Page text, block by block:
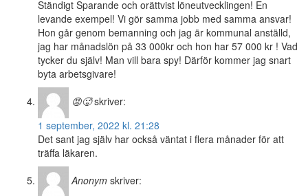
Ständigt Sparande och orättvist löneutvecklingen! En
levande exempel! Vi gör samma jobb med samma ansvar!
Hon går genom bemanning och jag är kommunal anställd,
jag har månadslön på 33 000kr och hon har 57 000 kr ! Vad
tycker du själv! Man vill bara spy! Därför kommer jag snart
byta arbetsgivare!
😡🥵 skriver:
1 september, 2022 kl. 21:28
Det sant jag själv har också väntat i flera månader för att
träffa läkaren.
Anonym skriver: